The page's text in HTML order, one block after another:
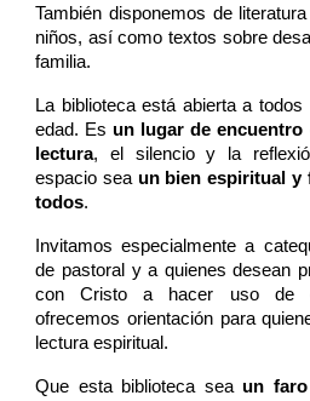
También disponemos de
niños, así como textos sobre
familia.
La biblioteca está abierta a
edad. Es un lugar de
lectura, el silencio y la
espacio sea un bien espiritual y
todos.
Invitamos especialmente a
de pastoral y a quienes desean
con Cristo a hacer uso de
ofrecemos orientación para
lectura espiritual.
Que esta biblioteca sea un